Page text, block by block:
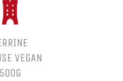
VEGAN
500G